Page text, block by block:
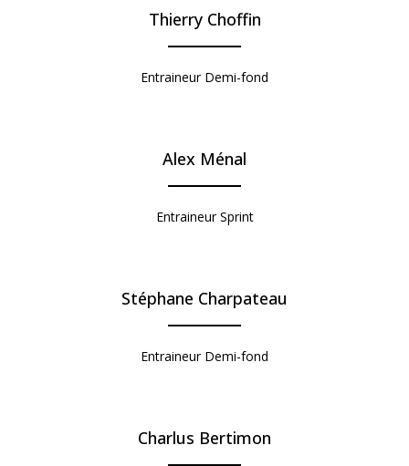
Thierry Choffin
Entraineur Demi-fond
Alex Ménal
Entraineur Sprint
Stéphane Charpateau
Entraineur Demi-fond
Charlus Bertimon